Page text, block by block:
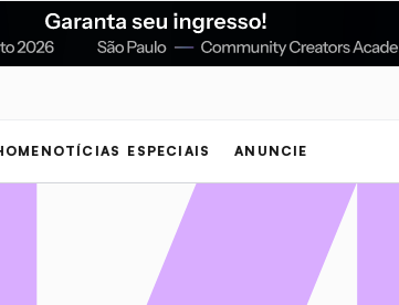
NOTÍCIAS ESPECIAIS ANUNCIE